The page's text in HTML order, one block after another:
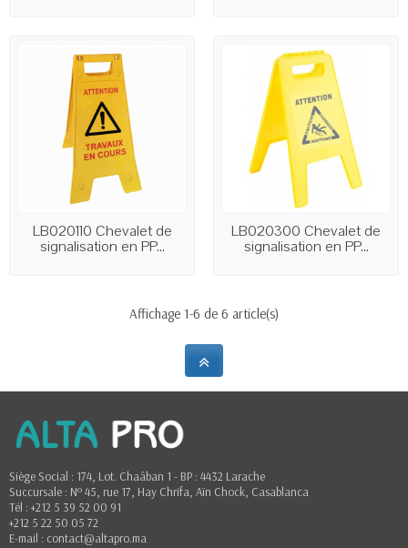
LB020110 Chevalet de
signalisation en PP...
LB020300 Chevalet de
signalisation en PP...
Affichage 1-6 de 6 article(s)
Siège Social : 174, Lot. Chaâban 1 - BP : 4432 Larache
Succursale : Nº 45, rue 17, Hay Chrifa, Aïn Chock, Casablanca
Tél : +212 5 39 52 00 91
+212 5 22 50 05 72
E-mail : contact@altapro.ma